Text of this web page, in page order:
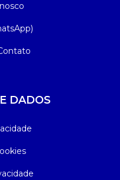
DADOS